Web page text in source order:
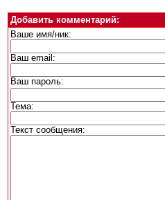
Добавить комментарий:
Ваше имя/ник:
Ваш email:
Ваш пароль:
Тема:
Текст сообщения: